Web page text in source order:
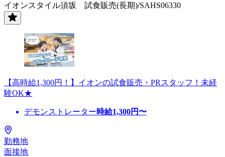
イオンスタイル須坂 試食販売(長期)/SAHS06330
【高時給1,300円！】イオンの試食販売・PRスタッフ！未経
験OK★
デモンストレーター時給1,300円〜
勤務地
面接地